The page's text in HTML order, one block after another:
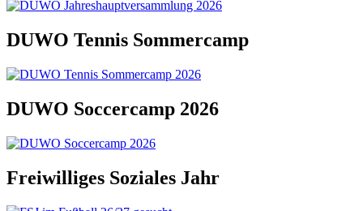
DUWO Tennis Sommercamp
DUWO Soccercamp 2026
Freiwilliges Soziales Jahr